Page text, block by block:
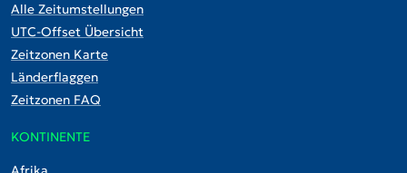
Alle Zeitumstellungen
UTC-Offset Übersicht
Zeitzonen Karte
Länderflaggen
Zeitzonen FAQ
KONTINENTE